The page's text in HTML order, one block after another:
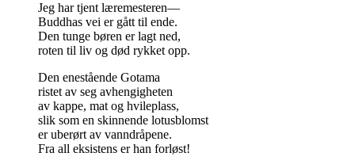
Jeg har tjent læremesteren—
Buddhas vei er gått til ende.
Den tunge børen er lagt ned,
roten til liv og død rykket opp.
Den enestående Gotama
ristet av seg avhengigheten
av kappe, mat og hvileplass,
slik som en skinnende lotusblomst
er uberørt av vanndråpene.
Fra all eksistens er han forløst!